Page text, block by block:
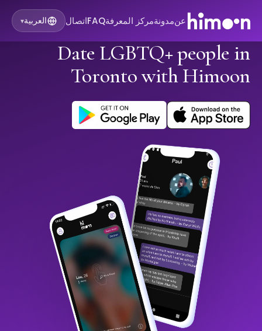
عنمدونةمركز المعرفةFAQاتصال العربية▾
Date LGBTQ+ people in
Toronto with Himoon